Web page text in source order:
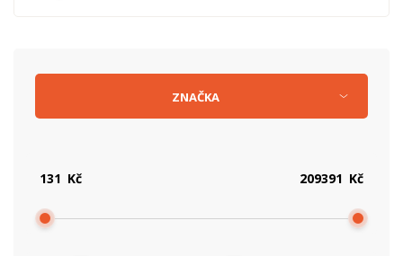
Kč Kč
ZNAČKA